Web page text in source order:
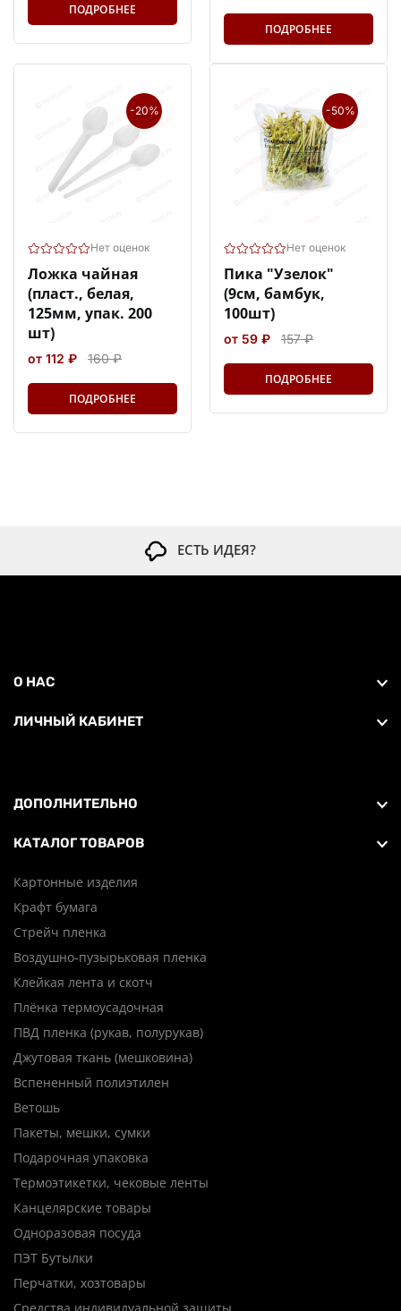
ПОДРОБНЕЕ
ПОДРОБНЕЕ
-20%
Нет оценок
Ложка чайная
(пласт., белая,
125мм, упак. 200
шт)
от 112 ₽ 160 ₽
ПОДРОБНЕЕ
-50%
Нет оценок
Пика "Узелок"
(9см, бамбук,
100шт)
от 59 ₽ 157 ₽
ПОДРОБНЕЕ
ЕСТЬ ИДЕЯ?
О НАС
ЛИЧНЫЙ КАБИНЕТ
ДОПОЛНИТЕЛЬНО
КАТАЛОГ ТОВАРОВ
Картонные изделия
Крафт бумага
Стрейч пленка
Воздушно-пузырьковая пленка
Клейкая лента и скотч
Плёнка термоусадочная
ПВД пленка (рукав, полурукав)
Джутовая ткань (мешковина)
Вспененный полиэтилен
Ветошь
Пакеты, мешки, сумки
Подарочная упаковка
Термоэтикетки, чековые ленты
Канцелярские товары
Одноразовая посуда
ПЭТ Бутылки
Перчатки, хозтовары